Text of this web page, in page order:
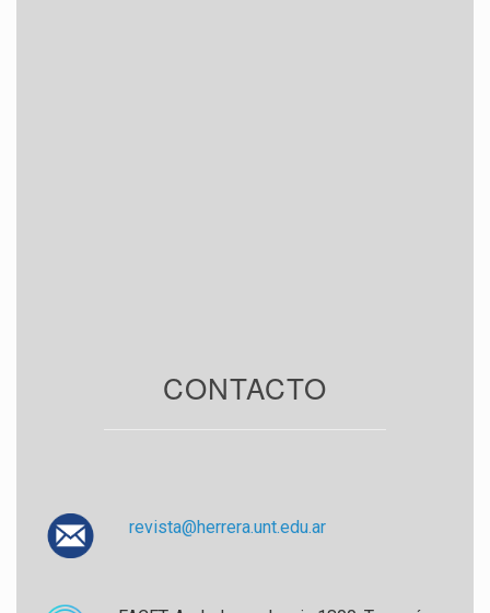
CONTACTO
revista@herrera.unt.edu.ar